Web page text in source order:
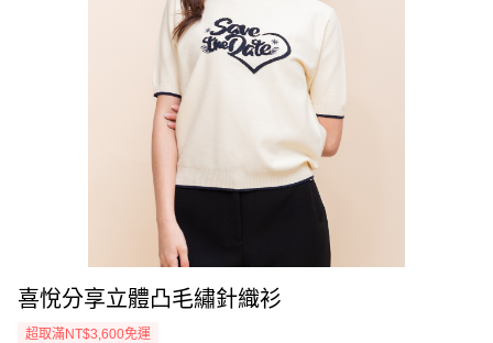
喜悅分享立體凸毛繡針織衫
超取滿NT$3,600免運